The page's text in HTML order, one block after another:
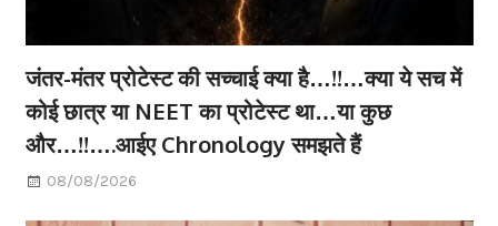
जंतर-मंतर प्रोटेस्ट की सच्चाई क्या है…!!…क्या ये सच में
कोई छात्र या NEET का प्रोटेस्ट था…या कुछ
और…!!….आईए Chronology समझते हैं
08/08/2026